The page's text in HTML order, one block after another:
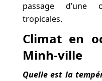
passage d’une
tropicales.
Climat en
Minh-ville
Quelle est la